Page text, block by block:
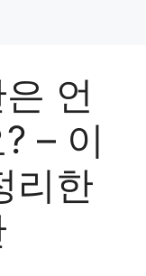
언
– 이
리한